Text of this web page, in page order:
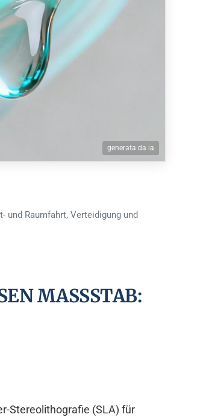
generata da ia
Raumfahrt, Verteidigung und
MASSSTAB: TE
Stereolithografie (SLA) für